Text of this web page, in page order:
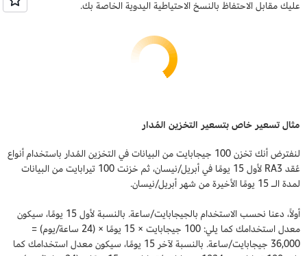
عليك مقابل الاحتفاظ بالنسخ الاحتياطية اليدوية الخاصة بك.
مثال تسعير خاص بتسعير التخزين المُدار
لنفترض أنك تخزن 100 جيجابايت من البيانات في التخزين المُدار باستخدام أنواع
عُقد RA3 لأول 15 يومًا في أبريل/نيسان، ثم خزنت 100 تيرابايت من البيانات
لمدة الـ 15 يومًا الأخيرة من شهر أبريل/نيسان.
أولاً، دعنا نحسب الاستخدام بالجيجابايت/ساعة. بالنسبة لأول 15 يومًا، سيكون
معدل استخدامك كما يلي: 100 جيجابايت × 15 يومًا × (24 ساعة/يوم) =
36,000 جيجابايت/ساعة. بالنسبة لآخر 15 يومًا، سيكون معدل استخدامك كما